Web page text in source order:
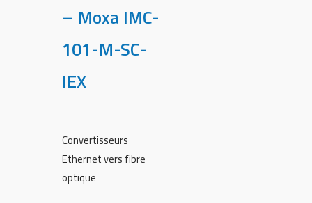
– Moxa IMC-
101-M-SC-
IEX
Convertisseurs
Ethernet vers fibre
optique